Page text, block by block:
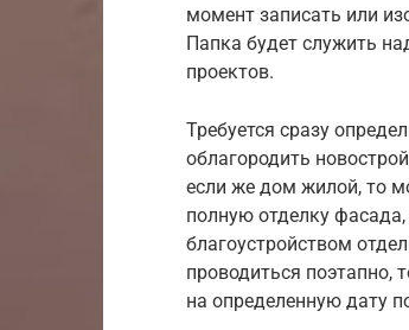
момент записать или
Папка будет служить
проектов.
Требуется сразу
облагородить
если же дом жилой, то
полную отделку фасада,
благоустройством
проводиться поэтапно,
на определенную дату